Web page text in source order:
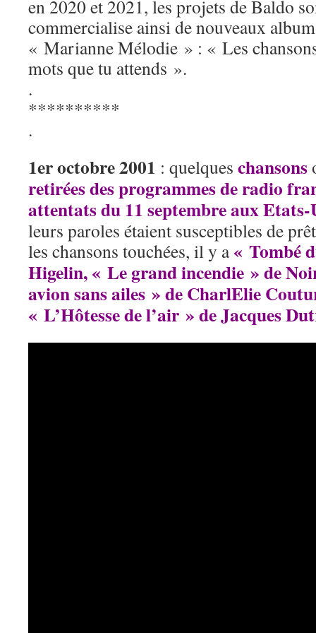
en 2020 et 2021, les projets de Baldo
commercialise ainsi de nouveaux
« Marianne Mélodie » : « Les
mots que tu attends ».
.
**********
.
1er octobre 2001 : quelques chansons
retirées des programmes de radio
attentats du 11 septembre aux Etats-
leurs paroles étaient susceptibles de
les chansons touchées, il y a« Tombé
Higelin, « Le grand incendie » de
avion sans ailes » de CharlElie
« L’Hôtesse de l’air » de Jacques